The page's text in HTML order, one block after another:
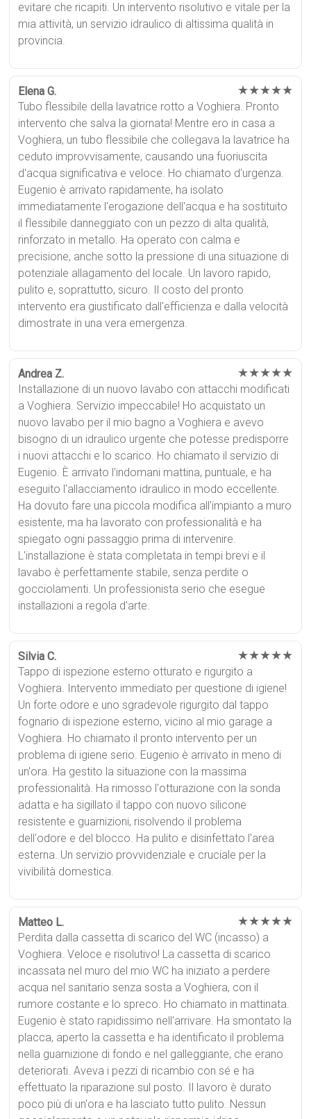
evitare che ricapiti. Un intervento risolutivo e vitale per la
mia attività, un servizio idraulico di altissima qualità in
provincia.
Elena G. ★★★★★
Tubo flessibile della lavatrice rotto a Voghiera. Pronto
intervento che salva la giornata! Mentre ero in casa a
Voghiera, un tubo flessibile che collegava la lavatrice ha
ceduto improvvisamente, causando una fuoriuscita
d'acqua significativa e veloce. Ho chiamato d'urgenza.
Eugenio è arrivato rapidamente, ha isolato
immediatamente l'erogazione dell'acqua e ha sostituito
il flessibile danneggiato con un pezzo di alta qualità,
rinforzato in metallo. Ha operato con calma e
precisione, anche sotto la pressione di una situazione di
potenziale allagamento del locale. Un lavoro rapido,
pulito e, soprattutto, sicuro. Il costo del pronto
intervento era giustificato dall'efficienza e dalla velocità
dimostrate in una vera emergenza.
Andrea Z. ★★★★★
Installazione di un nuovo lavabo con attacchi modificati
a Voghiera. Servizio impeccabile! Ho acquistato un
nuovo lavabo per il mio bagno a Voghiera e avevo
bisogno di un idraulico urgente che potesse predisporre
i nuovi attacchi e lo scarico. Ho chiamato il servizio di
Eugenio. È arrivato l'indomani mattina, puntuale, e ha
eseguito l'allacciamento idraulico in modo eccellente.
Ha dovuto fare una piccola modifica all'impianto a muro
esistente, ma ha lavorato con professionalità e ha
spiegato ogni passaggio prima di intervenire.
L'installazione è stata completata in tempi brevi e il
lavabo è perfettamente stabile, senza perdite o
gocciolamenti. Un professionista serio che esegue
installazioni a regola d'arte.
Silvia C. ★★★★★
Tappo di ispezione esterno otturato e rigurgito a
Voghiera. Intervento immediato per questione di igiene!
Un forte odore e uno sgradevole rigurgito dal tappo
fognario di ispezione esterno, vicino al mio garage a
Voghiera. Ho chiamato il pronto intervento per un
problema di igiene serio. Eugenio è arrivato in meno di
un'ora. Ha gestito la situazione con la massima
professionalità. Ha rimosso l'otturazione con la sonda
adatta e ha sigillato il tappo con nuovo silicone
resistente e guarnizioni, risolvendo il problema
dell'odore e del blocco. Ha pulito e disinfettato l'area
esterna. Un servizio provvidenziale e cruciale per la
vivibilità domestica.
Matteo L. ★★★★★
Perdita dalla cassetta di scarico del WC (incasso) a
Voghiera. Veloce e risolutivo! La cassetta di scarico
incassata nel muro del mio WC ha iniziato a perdere
acqua nel sanitario senza sosta a Voghiera, con il
rumore costante e lo spreco. Ho chiamato in mattinata.
Eugenio è stato rapidissimo nell'arrivare. Ha smontato la
placca, aperto la cassetta e ha identificato il problema
nella guarnizione di fondo e nel galleggiante, che erano
deteriorati. Aveva i pezzi di ricambio con sé e ha
effettuato la riparazione sul posto. Il lavoro è durato
poco più di un'ora e ha lasciato tutto pulito. Nessun